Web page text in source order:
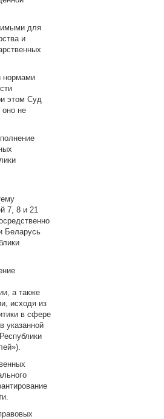
для
и
нормами
этом Суд
оно не
7, 8 и 21
Беларусь
а также
исходя из
в сфере
указанной